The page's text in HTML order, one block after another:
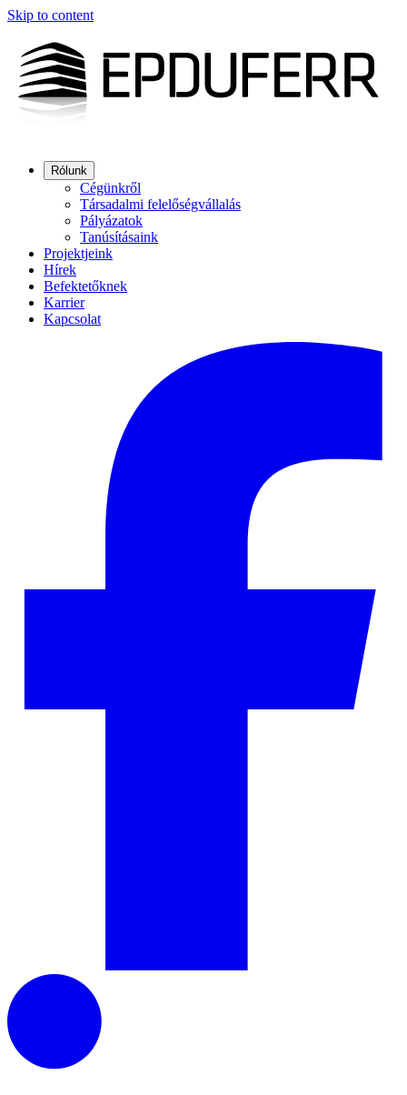
Skip to content
Rólunk
Cégünkről
Társadalmi felelőségvállalás
Pályázatok
Tanúsításaink
Projektjeink
Hírek
Befektetőknek
Karrier
Kapcsolat